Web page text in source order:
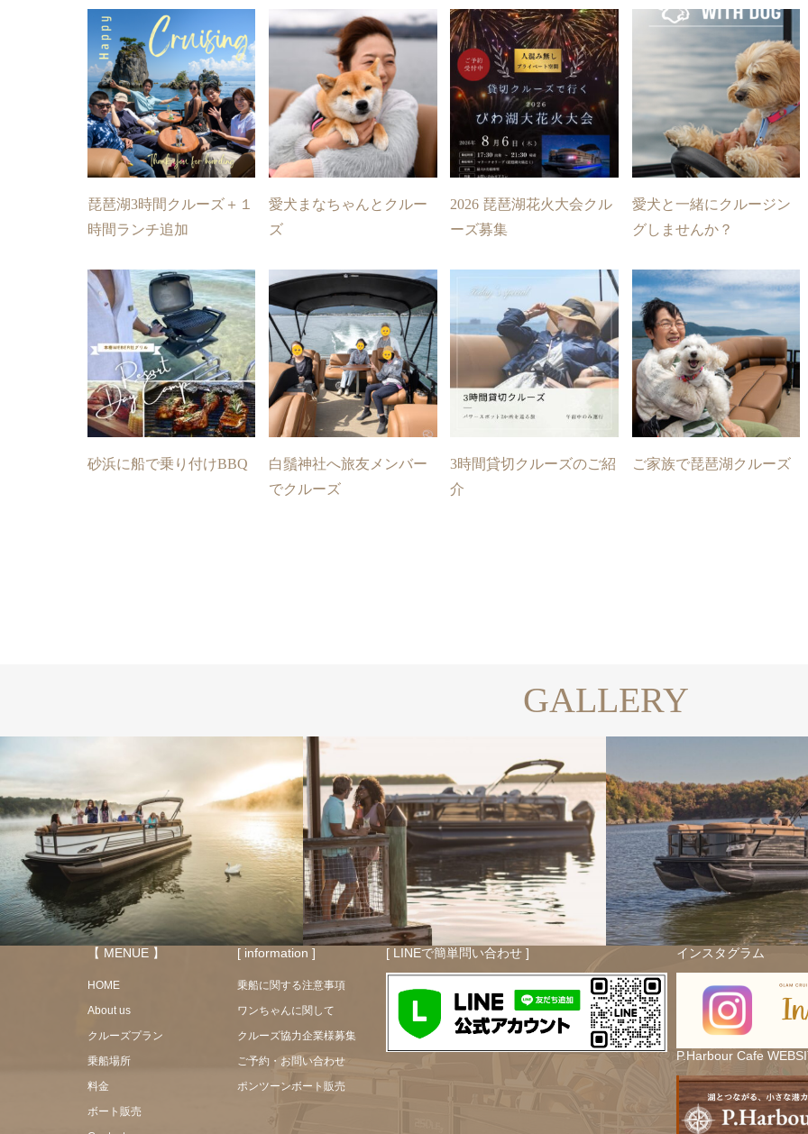
琵琶湖3時間クルーズ＋１
時間ランチ追加
愛犬まなちゃんとクルー
ズ
2026 琵琶湖花火大会クル
ーズ募集
愛犬と一緒にクルージン
グしませんか？
砂浜に船で乗り付けBBQ
白鬚神社へ旅友メンバー
でクルーズ
3時間貸切クルーズのご紹
介
ご家族で琵琶湖クルーズ
GALLERY
【 MENUE 】
HOME
About us
クルーズプラン
乗船場所
料金
ボート販売
[ information ]
乗船に関する注意事項
ワンちゃんに関して
クルーズ協力企業様募集
ご予約・お問い合わせ
ポンツーンボート販売
[ LINEで簡単問い合わせ ] インスタグラム
P.Harbour Cafe